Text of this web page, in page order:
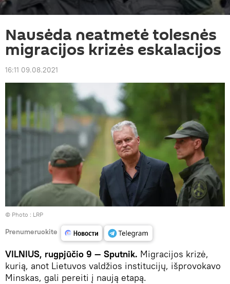
Nausėda neatmetė tolesnės
migracijos krizės eskalacijos
16:11 09.08.2021
© Photo : LRP
Prenumeruokite
VILNIUS, rugpjūčio 9 — Sputnik. Migracijos krizė,
kurią, anot Lietuvos valdžios institucijų, išprovokavo
Minskas, gali pereiti į naują etapą.